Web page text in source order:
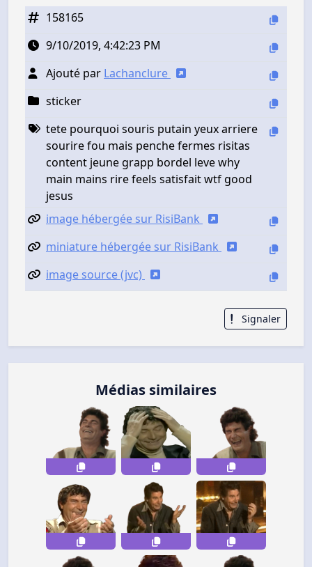
158165
9/10/2019, 4:42:23 PM
Ajouté par Lachanclure
sticker
tete pourquoi souris putain yeux arriere
sourire fou mais penche fermes risitas
content jeune grapp bordel leve why
main mains rire feels satisfait wtf good
jesus
image hébergée sur RisiBank
miniature hébergée sur RisiBank
image source (jvc)
Signaler
Médias similaires